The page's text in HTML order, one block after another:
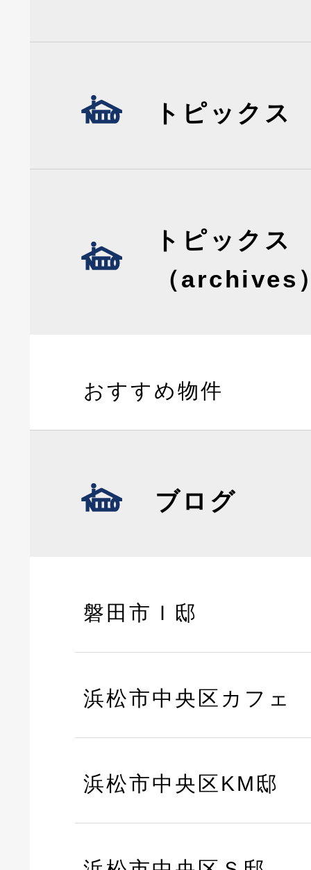
トピックス
トピックス
（archives
おすすめ物件
ブログ
磐田市Ｉ邸
浜松市中央区カフェ
浜松市中央区KM邸